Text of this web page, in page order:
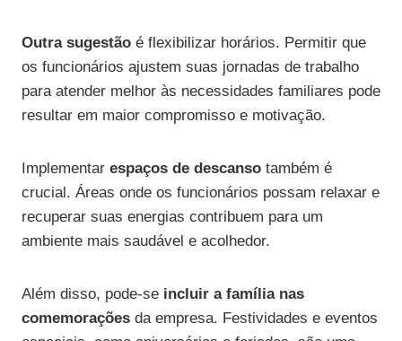
Outra sugestão é flexibilizar horários. Permitir que
os funcionários ajustem suas jornadas de trabalho
para atender melhor às necessidades familiares pode
resultar em maior compromisso e motivação.
Implementar espaços de descanso também é
crucial. Áreas onde os funcionários possam relaxar e
recuperar suas energias contribuem para um
ambiente mais saudável e acolhedor.
Além disso, pode-se incluir a família nas
comemorações da empresa. Festividades e eventos